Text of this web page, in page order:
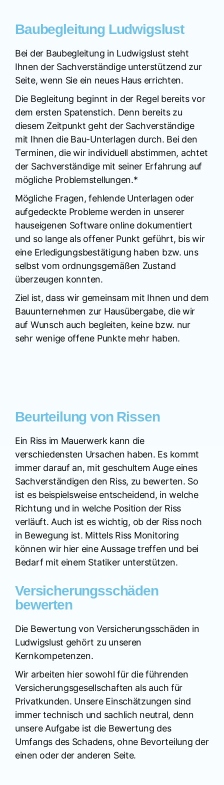
Baubegleitung Ludwigslust
Bei der Baubegleitung in Ludwigslust steht
Ihnen der Sachverständige unterstützend zur
Seite, wenn Sie ein neues Haus errichten.
Die Begleitung beginnt in der Regel bereits vor
dem ersten Spatenstich. Denn bereits zu
diesem Zeitpunkt geht der Sachverständige
mit Ihnen die Bau-Unterlagen durch. Bei den
Terminen, die wir individuell abstimmen, achtet
der Sachverständige mit seiner Erfahrung auf
mögliche Problemstellungen.*
Mögliche Fragen, fehlende Unterlagen oder
aufgedeckte Probleme werden in unserer
hauseigenen Software online dokumentiert
und so lange als offener Punkt geführt, bis wir
eine Erledigungsbestätigung haben bzw. uns
selbst vom ordnungsgemäßen Zustand
überzeugen konnten.
Ziel ist, dass wir gemeinsam mit Ihnen und dem
Bauunternehmen zur Hausübergabe, die wir
auf Wunsch auch begleiten, keine bzw. nur
sehr wenige offene Punkte mehr haben.
Beurteilung von Rissen
Ein Riss im Mauerwerk kann die
verschiedensten Ursachen haben. Es kommt
immer darauf an, mit geschultem Auge eines
Sachverständigen den Riss, zu bewerten. So
ist es beispielsweise entscheidend, in welche
Richtung und in welche Position der Riss
verläuft. Auch ist es wichtig, ob der Riss noch
in Bewegung ist. Mittels Riss Monitoring
können wir hier eine Aussage treffen und bei
Bedarf mit einem Statiker unterstützen.
Versicherungsschäden
bewerten
Die Bewertung von Versicherungsschäden in
Ludwigslust gehört zu unseren
Kernkompetenzen.
Wir arbeiten hier sowohl für die führenden
Versicherungsgesellschaften als auch für
Privatkunden. Unsere Einschätzungen sind
immer technisch und sachlich neutral, denn
unsere Aufgabe ist die Bewertung des
Umfangs des Schadens, ohne Bevorteilung der
einen oder der anderen Seite.